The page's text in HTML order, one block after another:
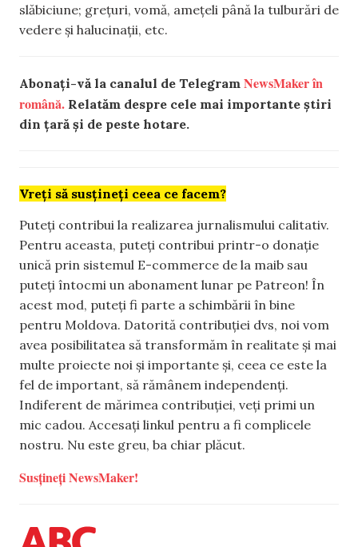
slăbiciune; grețuri, vomă, amețeli până la tulburări de
vedere și halucinații, etc.
Abonați-vă la canalul de Telegram NewsMaker în
română. Relatăm despre cele mai importante știri
din țară și de peste hotare.
Vreți să susțineți ceea ce facem?
Puteți contribui la realizarea jurnalismului calitativ.
Pentru aceasta, puteți contribui printr-o donație
unică prin sistemul E-commerce de la maib sau
puteți întocmi un abonament lunar pe Patreon! În
acest mod, puteți fi parte a schimbării în bine
pentru Moldova. Datorită contribuției dvs, noi vom
avea posibilitatea să transformăm în realitate și mai
multe proiecte noi și importante și, ceea ce este la
fel de important, să rămânem independenți.
Indiferent de mărimea contribuției, veți primi un
mic cadou. Accesați linkul pentru a fi complicele
nostru. Nu este greu, ba chiar plăcut.
Susțineți NewsMaker!